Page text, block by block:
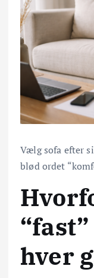
Vælg sofa efter
blød ordet
hver